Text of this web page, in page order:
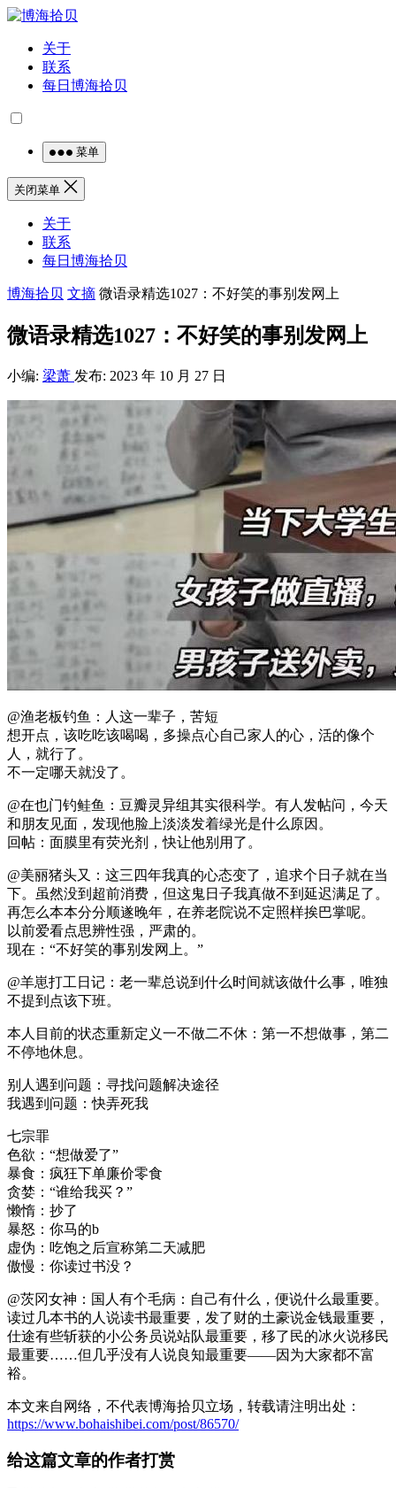
关于
联系
每日博海拾贝
菜单
关闭菜单
关于
联系
每日博海拾贝
博海拾贝 文摘 微语录精选1027：不好笑的事别发网上
微语录精选1027：不好笑的事别发网上
小编: 梁萧 发布: 2023 年 10 月 27 日
@渔老板钓鱼：人这一辈子，苦短
想开点，该吃吃该喝喝，多操点心自己家人的心，活的像个
人，就行了。
不一定哪天就没了。
@在也门钓鲑鱼：豆瓣灵异组其实很科学。有人发帖问，今天
和朋友见面，发现他脸上淡淡发着绿光是什么原因。
回帖：面膜里有荧光剂，快让他别用了。 ​​​
@美丽猪头又：这三四年我真的心态变了，追求个日子就在当
下。虽然没到超前消费，但这鬼日子我真做不到延迟满足了。
再怎么本本分分顺遂晚年，在养老院说不定照样挨巴掌呢。
以前爱看点思辨性强，严肃的。
现在：“不好笑的事别发网上。” ​​​
@羊崽打工日记：老一辈总说到什么时间就该做什么事，唯独
不提到点该下班。 ​​​
本人目前的状态重新定义一不做二不休：第一不想做事，第二
不停地休息。 ​​​
别人遇到问题：寻找问题解决途径
我遇到问题：快弄死我 ​​​
七宗罪
色欲：“想做爱了”
暴食：疯狂下单廉价零食
贪婪：“谁给我买？”
懒惰：抄了
暴怒：你马的b
虚伪：吃饱之后宣称第二天减肥
傲慢：你读过书没？ ​​​
@茨冈女神：国人有个毛病：自己有什么，便说什么最重要。
读过几本书的人说读书最重要，发了财的土豪说金钱最重要，
仕途有些斩获的小公务员说站队最重要，移了民的冰火说移民
最重要……但几乎没有人说良知最重要——因为大家都不富
裕。 ​ ​​​
本文来自网络，不代表博海拾贝立场，转载请注明出处：
https://www.bohaishibei.com/post/86570/
给这篇文章的作者打赏